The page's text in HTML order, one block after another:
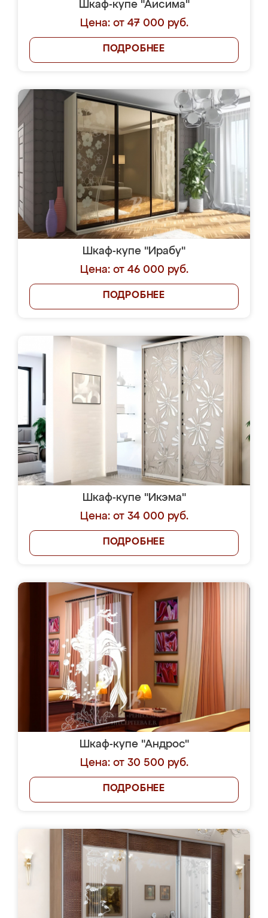
Шкаф-купе "Аисима"
Цена: от 47 000 руб.
ПОДРОБНЕЕ
Шкаф-купе "Ирабу"
Цена: от 46 000 руб.
ПОДРОБНЕЕ
Шкаф-купе "Икэма"
Цена: от 34 000 руб.
ПОДРОБНЕЕ
Шкаф-купе "Андрос"
Цена: от 30 500 руб.
ПОДРОБНЕЕ